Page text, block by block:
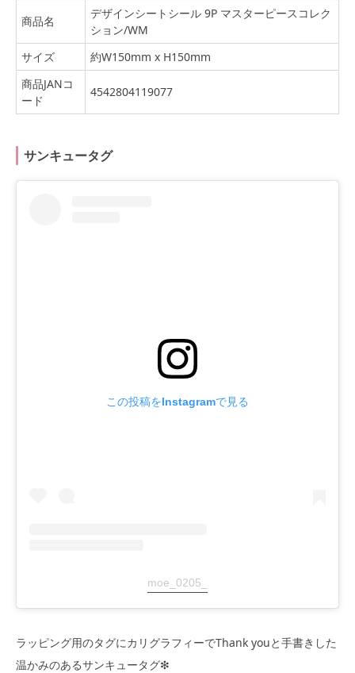
商品名
デザインシートシール 9P マスターピースコレク
ション/WM
サイズ
約W150mm x H150mm
商品JANコ
ード
4542804119077
サンキュータグ
この投稿をInstagramで見る
moe_0205_
ラッピング用のタグにカリグラフィーでThank youと手書きした
温かみのあるサンキュータグ❇︎